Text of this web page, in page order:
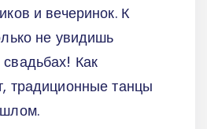
и вечеринок. К
не увидишь
Как
традиционные танцы